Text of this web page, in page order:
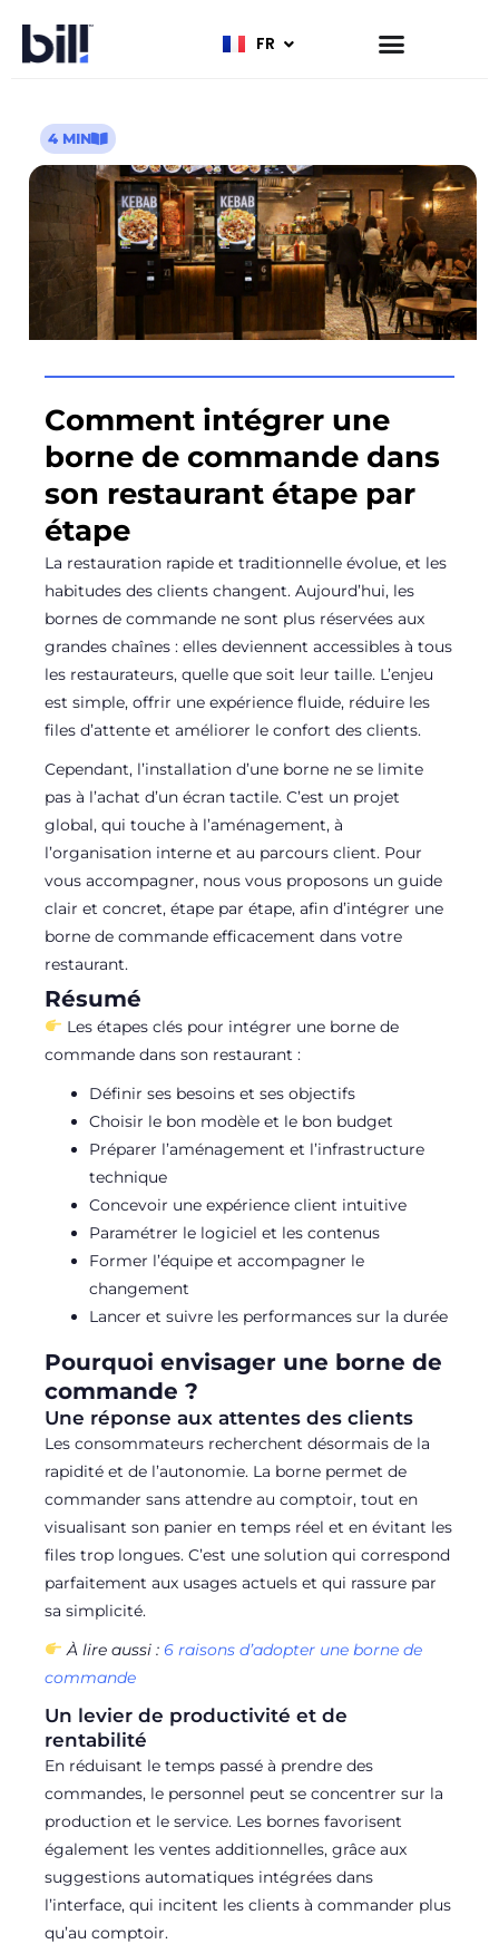
FR
EN
4 MIN
Comment intégrer une
borne de commande dans
son restaurant étape par
étape
La restauration rapide et traditionnelle évolue, et les
habitudes des clients changent. Aujourd’hui, les
bornes de commande ne sont plus réservées aux
grandes chaînes : elles deviennent accessibles à tous
les restaurateurs, quelle que soit leur taille. L’enjeu
est simple, offrir une expérience fluide, réduire les
files d’attente et améliorer le confort des clients.
Cependant, l’installation d’une borne ne se limite
pas à l’achat d’un écran tactile. C’est un projet
global, qui touche à l’aménagement, à
l’organisation interne et au parcours client. Pour
vous accompagner, nous vous proposons un guide
clair et concret, étape par étape, afin d’intégrer une
borne de commande efficacement dans votre
restaurant.
Résumé
Les étapes clés pour intégrer une borne de
commande dans son restaurant :
Définir ses besoins et ses objectifs
Choisir le bon modèle et le bon budget
Préparer l’aménagement et l’infrastructure
technique
Concevoir une expérience client intuitive
Paramétrer le logiciel et les contenus
Former l’équipe et accompagner le
changement
Lancer et suivre les performances sur la durée
Pourquoi envisager une borne de
commande ?
Une réponse aux attentes des clients
Les consommateurs recherchent désormais de la
rapidité et de l’autonomie. La borne permet de
commander sans attendre au comptoir, tout en
visualisant son panier en temps réel et en évitant les
files trop longues. C’est une solution qui correspond
parfaitement aux usages actuels et qui rassure par
sa simplicité.
À lire aussi : 6 raisons d’adopter une borne de
commande
Un levier de productivité et de
rentabilité
En réduisant le temps passé à prendre des
commandes, le personnel peut se concentrer sur la
production et le service. Les bornes favorisent
également les ventes additionnelles, grâce aux
suggestions automatiques intégrées dans
l’interface, qui incitent les clients à commander plus
qu’au comptoir.